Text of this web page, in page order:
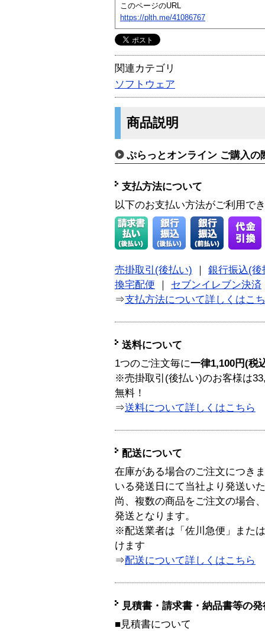
このページのURL
https://plth.me/41086767
関連カテゴリ
ソフトウェア
商品説明
ぷらっとオンライン ご購入の
支払方法について
以下のお支払い方法がご利用で
売掛取引(後払い)
銀行振込(後
換宅配便
セブンイレブン決済
⇒支払方法について詳しくはこ
送料について
1つのご注文毎に一律1,100円(税
※売掛取引(後払い)のお客様は
無料！
⇒送料について詳しくはこちら
配送について
在庫がある場合のご注文につき
いる発送日にて当社より発送い
尚、複数の商品をご注文の場合
発送となります。
※配送業者は「佐川急便」また
けます
⇒配送について詳しくはこちら
見積書・請求書・納品書等の
■見積書について